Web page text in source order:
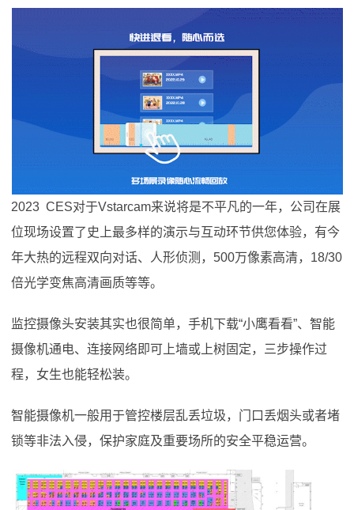
2023 CES对于Vstarcam来说将是不平凡的一年，公司在展
位现场设置了史上最多样的演示与互动环节供您体验，有今
年大热的远程双向对话、人形侦测，500万像素高清，18/30
倍光学变焦高清画质等等。
监控摄像头安装其实也很简单，手机下载“小鹰看看”、智能
摄像机通电、连接网络即可上墙或上树固定，三步操作过
程，女生也能轻松装。
智能摄像机一般用于管控楼层乱丢垃圾，门口丢烟头或者堵
锁等非法入侵，保护家庭及重要场所的安全平稳运营。